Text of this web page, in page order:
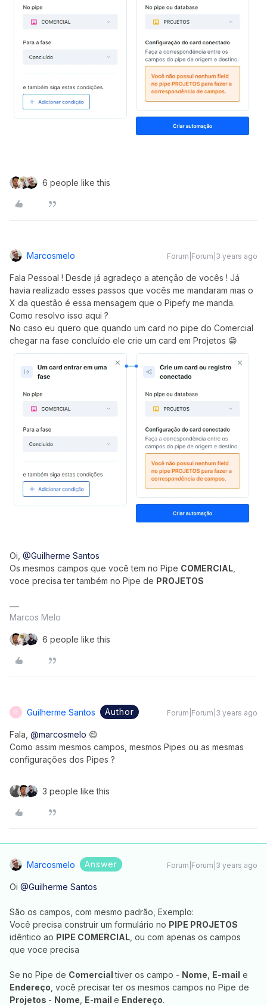
6 people like this
Marcosmelo Forum|Forum|3 years ago
Fala Pessoal ! Desde já agradeço a atenção de vocês ! Já
havia realizado esses passos que vocês me mandaram mas o
X da questão é essa mensagem que o Pipefy me manda.
Como resolvo isso aqui ?
No caso eu quero que quando um card no pipe do Comercial
chegar na fase concluído ele crie um card em Projetos 😁
Oi, @Guilherme Santos
Os mesmos campos que você tem no Pipe COMERCIAL
voce precisa ter também no Pipe de PROJETOS
Marcos Melo
6 people like this
G Guilherme Santos Author Forum|Forum|3 years ago
Fala, @marcosmelo 😄
Como assim mesmos campos, mesmos Pipes ou as mesmas
configurações dos Pipes ?
3 people like this
Marcosmelo Answer Forum|Forum|3 years ago
Oi @Guilherme Santos
São os campos, com mesmo padrão, Exemplo:
Você precisa construir um formulário no PIPE PROJETOS
idêntico ao PIPE COMERCIAL , ou com apenas os campos
que voce precisa
Se no Pipe de Comercialtiver os campo - Nome E-mail e
Endereço , você precisar ter os mesmos campos no Pipe de
Projetos - Nome E-mail e Endereço.